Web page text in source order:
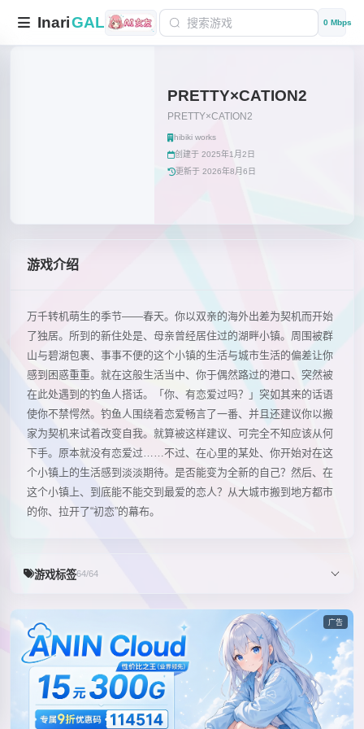
InariGAL 0 Mbps
PRETTY×CATION2
PRETTY×CATION2
hibiki works
创建于 2025年1月2日
更新于 2026年8月6日
游戏介绍
万千转机萌生的季节——春天。你以双亲的海外出差为契机而开始
了独居。所到的新住处是、母亲曾经居住过的湖畔小镇。周围被群
山与碧湖包裹、事事不便的这个小镇的生活与城市生活的偏差让你
感到困惑重重。就在这般生活当中、你于偶然路过的港口、突然被
在此处遇到的钓鱼人搭话。「你、有恋爱过吗？」突如其来的话语
使你不禁愕然。钓鱼人围绕着恋爱畅言了一番、并且还建议你以搬
家为契机来试着改变自我。就算被这样建议、可完全不知应该从何
下手。原本就没有恋爱过……不过、在心里的某处、你开始对在这
个小镇上的生活感到淡淡期待。是否能变为全新的自己？然后、在
这个小镇上、到底能不能交到最爱的恋人？从大城市搬到地方都市
的你、拉开了“初恋”的幕布。
游戏标签64/64
广告